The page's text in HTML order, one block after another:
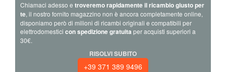
Chiamaci adesso e troveremo rapidamente il ricambio giusto per
te, il nostro fornito magazzino non è ancora completamente online,
disponiamo però di milioni di ricambi originali e compatibili per
elettrodomestici con spedizione gratuita per acquisti superiori a
30€.
RISOLVI SUBITO
+39 371 389 9496